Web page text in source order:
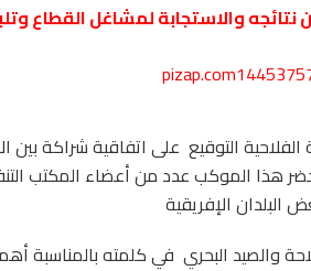
والاستجابة لمشاغل القطاع
20 أكتوبر 2015 بمقر المنظمة الفلاحية التوقيع على اتفاقية
هذا الموكب عدد من أعضاء المكتب
الإفريقية
والصيد البحري في كلمته بالمناسبة